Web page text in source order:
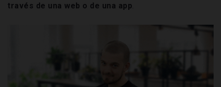
través de una web o de una app.